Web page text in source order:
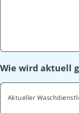
Wie wird aktuell
Aktueller